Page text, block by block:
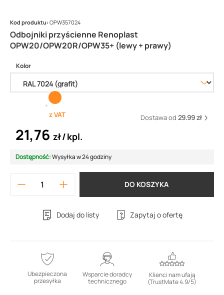
Odbojniki przyścienne Renoplast
OPW20/OPW20R/OPW35+ (lewy + prawy)
Kod produktu: OPW357024
Kolor
z VAT Dostawa od 29.99 zł
21,76 zł kpl.
Dostępność:Wysyłka w 24 godziny
DO KOSZYKA
Dodaj do listy Zapytaj o ofertę
Ubezpieczona
przesyłka
Wsparcie doradcy
technicznego
Klienci nam ufają
(TrustMate 4.9/5)